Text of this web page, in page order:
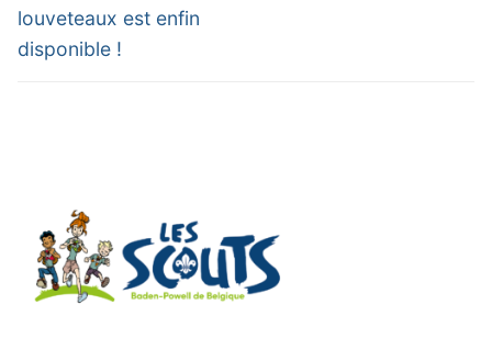
louveteaux est enfin
disponible !